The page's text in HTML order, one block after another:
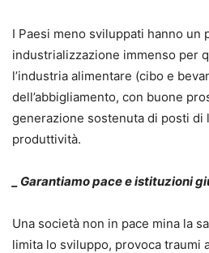
I Paesi meno sviluppati hanno un
industrializzazione immenso per
l’industria alimentare (cibo e
dell’abbigliamento, con buone
generazione sostenuta di posti di
produttività.
_ Garantiamo pace e istituzioni
Una società non in pace mina la
limita lo sviluppo, provoca traumi